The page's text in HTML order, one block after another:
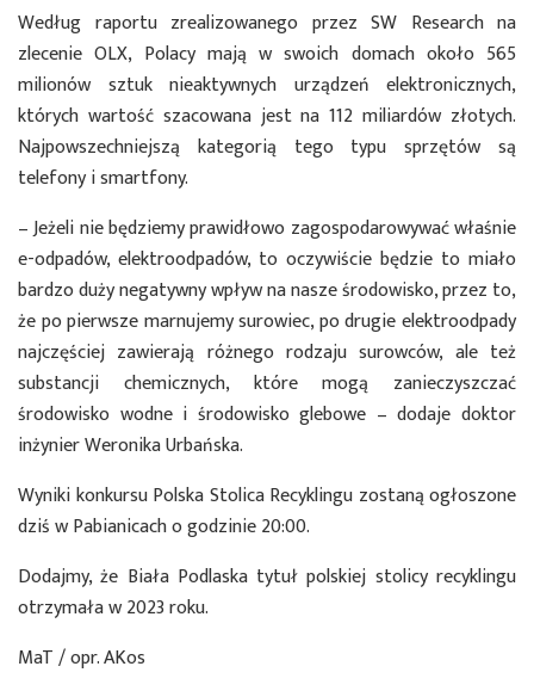
Według raportu zrealizowanego przez SW Research na
zlecenie OLX, Polacy mają w swoich domach około 565
milionów sztuk nieaktywnych urządzeń elektronicznych,
których wartość szacowana jest na 112 miliardów złotych.
Najpowszechniejszą kategorią tego typu sprzętów są
telefony i smartfony.
– Jeżeli nie będziemy prawidłowo zagospodarowywać właśnie
e-odpadów, elektroodpadów, to oczywiście będzie to miało
bardzo duży negatywny wpływ na nasze środowisko, przez to,
że po pierwsze marnujemy surowiec, po drugie elektroodpady
najczęściej zawierają różnego rodzaju surowców, ale też
substancji chemicznych, które mogą zanieczyszczać
środowisko wodne i środowisko glebowe – dodaje doktor
inżynier Weronika Urbańska.
Wyniki konkursu Polska Stolica Recyklingu zostaną ogłoszone
dziś w Pabianicach o godzinie 20:00.
Dodajmy, że Biała Podlaska tytuł polskiej stolicy recyklingu
otrzymała w 2023 roku.
MaT / opr. AKos